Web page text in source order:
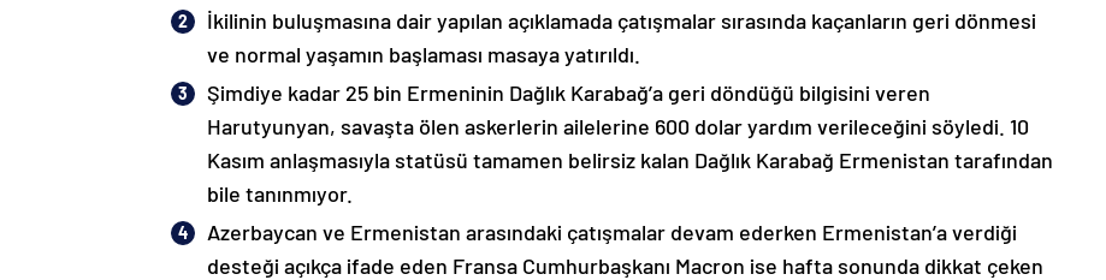
İkilinin buluşmasına dair yapılan açıklamada çatışmalar sırasında kaçanların geri dönmesi
ve normal yaşamın başlaması masaya yatırıldı.
Şimdiye kadar 25 bin Ermeninin Dağlık Karabağ’a geri döndüğü bilgisini veren
Harutyunyan, savaşta ölen askerlerin ailelerine 600 dolar yardım verileceğini söyledi. 10
Kasım anlaşmasıyla statüsü tamamen belirsiz kalan Dağlık Karabağ Ermenistan tarafından
bile tanınmıyor.
Azerbaycan ve Ermenistan arasındaki çatışmalar devam ederken Ermenistan’a verdiği
desteği açıkça ifade eden Fransa Cumhurbaşkanı Macron ise hafta sonunda dikkat çeken